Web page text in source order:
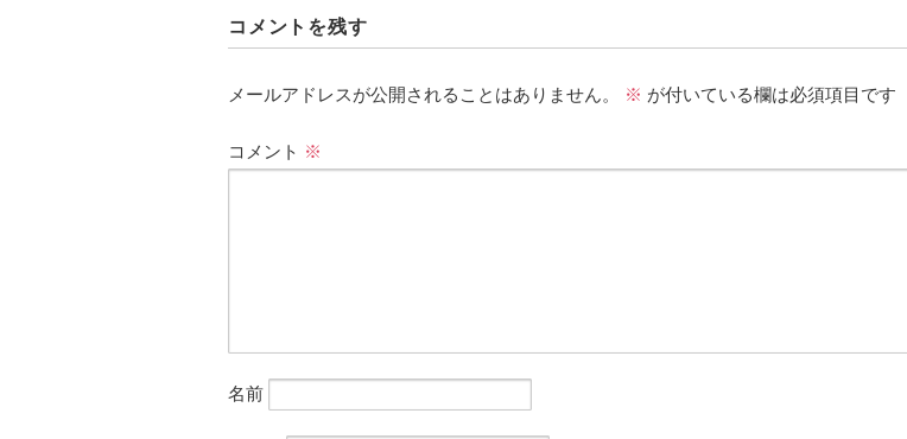
コメントを残す
メールアドレスが公開されることはありません。 ※ が付いている欄は必須項目です
コメント ※
名前